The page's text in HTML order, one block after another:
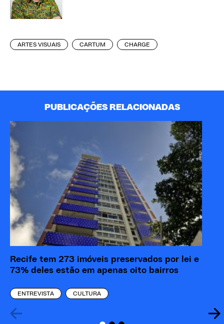
ARTES VISUAIS CARTUM CHARGE
PUBLICAÇÕES RELACIONADAS
Recife tem 273 imóveis preservados por lei e
73% deles estão em apenas oito bairros
ENTREVISTA CULTURA